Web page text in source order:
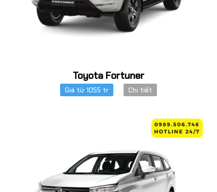
Toyota Fortuner
Giá từ 1055 tr Chi tiết